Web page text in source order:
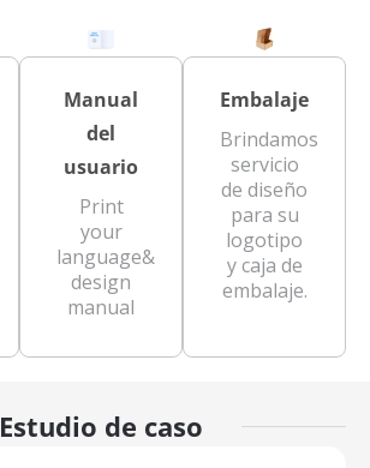
Manual
del
usuario
Print
your
language&
design
manual
Embalaje
Brindamos
servicio
de diseño
para su
logotipo
y caja de
embalaje.
Estudio de caso